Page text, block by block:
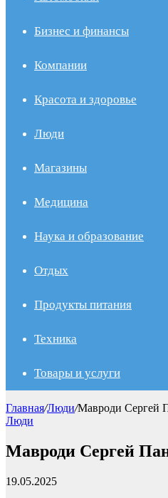
Бизнес и финансы
Компании
Красота и здоровье
Люди
Магазины
Медицина
Наука и образование
Отдых
Продукты питания
Техника
Товары и услуги
Главная/Люди/Мавроди Сергей
Люди
Мавроди Сергей
19.05.2025